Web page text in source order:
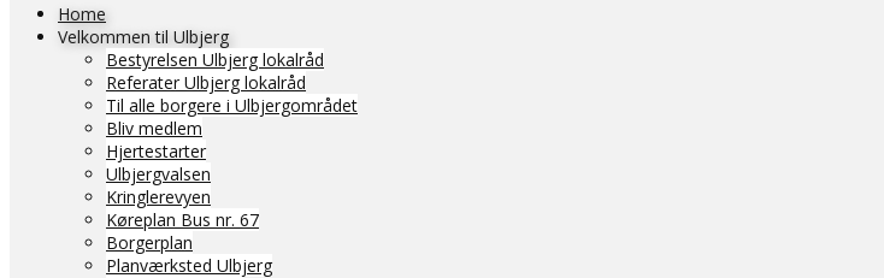
Home
Velkommen til Ulbjerg
Bestyrelsen Ulbjerg lokalråd
Referater Ulbjerg lokalråd
Til alle borgere i Ulbjergområdet
Bliv medlem
Hjertestarter
Ulbjergvalsen
Kringlerevyen
Køreplan Bus nr. 67
Borgerplan
Planværksted Ulbjerg